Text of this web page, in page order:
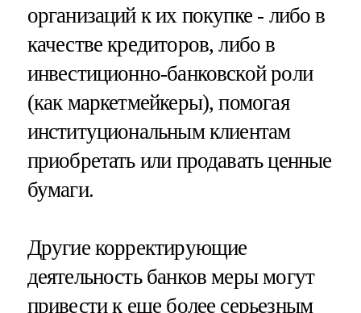
организаций к их покупке - либо в
качестве кредиторов, либо в
инвестиционно-банковской роли
(как маркетмейкеры), помогая
институциональным клиентам
приобретать или продавать ценные
бумаги.
Другие корректирующие
деятельность банков меры могут
привести к еще более серьезным